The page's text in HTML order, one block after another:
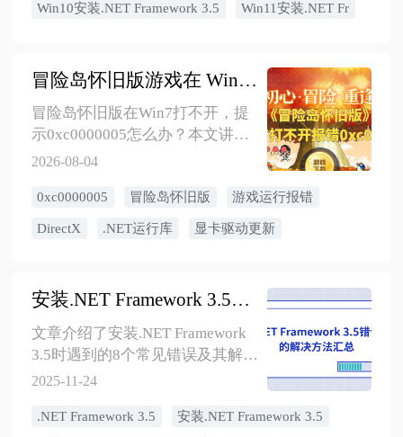
触发程序，以及Win10/Win11官方
Win10安装.NET Framework 3.5 Win11安装.NET Fr
冒险岛怀旧版游戏在 Win7打不开报错0xc0000005怎么办？6个方法
冒险岛怀旧版在Win7打不开，提
示0xc0000005怎么办？本文讲清
系统不兼容、DirectX/.NET运行
游戏文件损坏等原因，并给出安
全修复顺序。
2026-08-04
0xc0000005 冒险岛怀旧版 游戏运行报错
DirectX .NET运行库 显卡驱动更新
安装.NET Framework 3.5错误代码的解决方法汇总
文章介绍了安装.NET Framework
3.5时遇到的8个常见错误及其解决
方案,。
2025-11-24
.NET Framework 3.5 安装.NET Framework 3.5